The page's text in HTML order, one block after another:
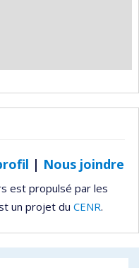
| Nous joindre
est propulsé par les
un projet du CENR.